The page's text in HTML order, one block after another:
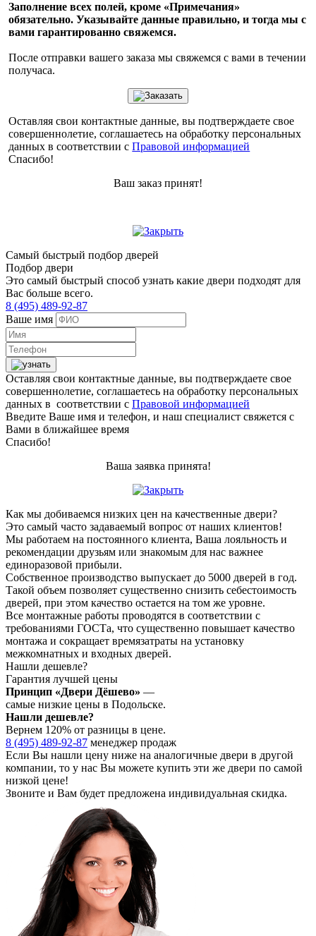
Заполнение всех полей, кроме «Примечания»
обязательно. Указывайте данные правильно, и тогда мы с
вами гарантированно свяжемся.
После отправки вашего заказа мы свяжемся с вами в течении
получаса.
Оставляя свои контактные данные, вы подтверждаете свое
совершеннолетие, соглашаетесь на обработку персональных
данных в соответствии сПравовой информацией
Спасибо!
Ваш заказ принят!
Самый быстрый подбор дверей
Подбор двери
Это самый быстрый способ узнать какие двери подходят для
Вас больше всего.
8 (495) 489-92-87
Ваше имя
Оставляя свои контактные данные, вы подтверждаете свое
совершеннолетие, соглашаетесь на обработку персональных
данных в соответствии с Правовой информацией
Введите Ваше имя и телефон, и наш специалист свяжется с
Вами в ближайшее время
Спасибо!
Ваша заявка принята!
Как мы добиваемся низких цен на качественные двери?
Это самый часто задаваемый вопрос от наших клиентов!
Мы работаем на постоянного клиента, Ваша лояльность и
рекомендации друзьям или знакомым для нас важнее
единоразовой прибыли.
Собственное производство выпускает до 5000 дверей в год.
Такой объем позволяет существенно снизить себестоимость
дверей, при этом качество остается на том же уровне.
Все монтажные работы проводятся в соответствии с
требованиями ГОСТа, что существенно повышает качество
монтажа и сокращает времязатраты на установку
межкомнатных и входных дверей.
Нашли дешевле?
Гарантия лучшей цены
Принцип «Двери Дёшево» —
самые низкие цены в Подольске.
Нашли дешевле?
Вернем 120% от разницы в цене.
8 (495) 489-92-87 менеджер продаж
Если Вы нашли цену ниже на аналогичные двери в другой
компании, то у нас Вы можете купить эти же двери по самой
низкой цене!
Звоните и Вам будет предложена индивидуальная скидка.